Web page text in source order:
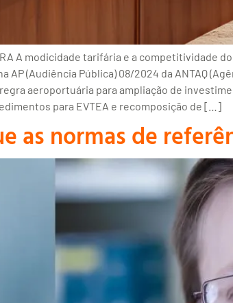
A modicidade tarifária e a competitividade
AP (Audiência Pública) 08/2024 da ANTAQ
aeroportuária para ampliação de
para EVTEA e recomposição de […]
as normas de